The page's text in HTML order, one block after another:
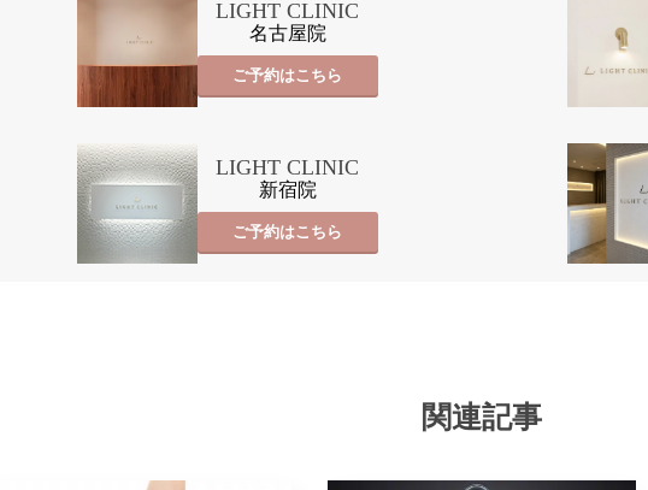
LIGHT CLINIC
名古屋院
ご予約はこちら
LIGHT CLINIC
新宿院
ご予約はこちら
関連記事